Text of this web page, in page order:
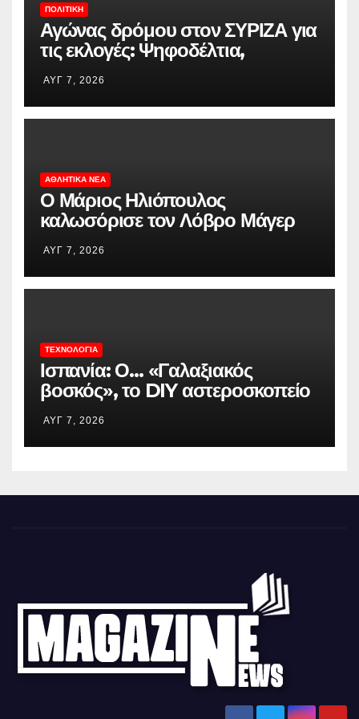
ΠΟΛΙΤΙΚΉ
Αγώνας δρόμου στον ΣΥΡΙΖΑ για
τις εκλογές: Ψηφοδέλτια,
ανασυγκρότηση, συνεργασίες και
σκληρό πρέσινγκ στη ΝΔ
ΑΥΓ 7, 2026
ΑΘΛΗΤΙΚΆ ΝΈΑ
Ο Μάριος Ηλιόπουλος
καλωσόρισε τον Λόβρο Μάγερ
στην ΑΕΚ: «Βλέπω το βλέμμα
της τίγρης στα μάτια σου»
ΑΥΓ 7, 2026
ΤΕΧΝΟΛΟΓΊΑ
Ισπανία: Ο… «Γαλαξιακός
βοσκός», το DIY αστεροσκοπείο
του και η ολική έκλειψη Ηλίου
ΑΥΓ 7, 2026